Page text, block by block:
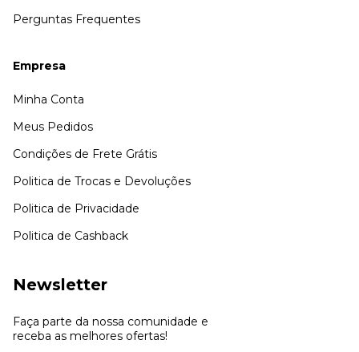
Perguntas Frequentes
Empresa
Minha Conta
Meus Pedidos
Condições de Frete Grátis
Politica de Trocas e Devoluções
Politica de Privacidade
Politica de Cashback
Newsletter
Faça parte da nossa comunidade e
receba as melhores ofertas!